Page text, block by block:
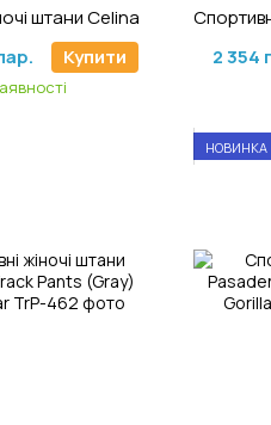
Купити
2 354
НОВИНКА